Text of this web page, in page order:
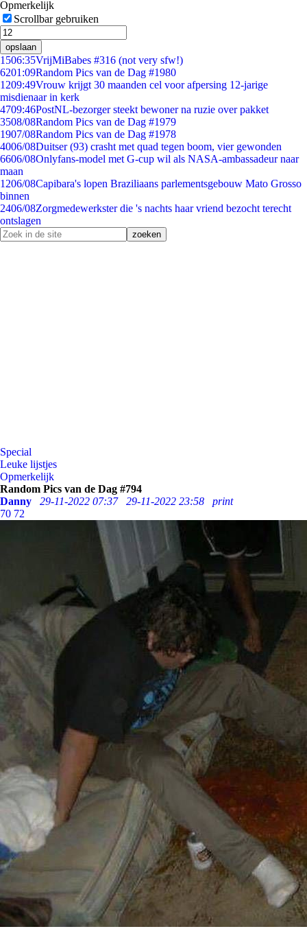
Opmerkelijk
Scrollbar gebruiken
opslaan
1506:35VrijMiBabes #316 (not very sfw!)
6201:09Random Pics van de Dag #1980
1209:49Vrouw krijgt 30 maanden cel voor afpersing 12-jarige
misdienaar in kerk
4709:46PostNL-bezorger steekt bewoner na ruzie over pakket
3508/08Random Pics van de Dag #1979
1907/08Random Pics van de Dag #1978
4006/08Duitser (93) crasht met quad tegen boom, vier gewonden
6606/08Onlyfans-model met G-cup wil als NASA-ambassadeur naar
maan
1206/08Capibara's lopen Braziliaans parlementsgebouw Mato Grosso
binnen
2406/08Zorgmedewerkster die 's nachts haar vriend bezocht terecht
ontslagen
Special
Leuke lijstjes
Opmerkelijk
Random Pics van de Dag #794
Danny
29-11-2022 07:37 29-11-2022 23:58
print
70 72